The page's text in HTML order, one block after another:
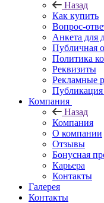
Назад
Как купить
Вопрос-
Анкета для
Публичная
Политика
Реквизиты
Рекламные
Публикация
Компания
Назад
Компания
О компании
Отзывы
Бонусная
Карьера
Контакты
Галерея
Контакты